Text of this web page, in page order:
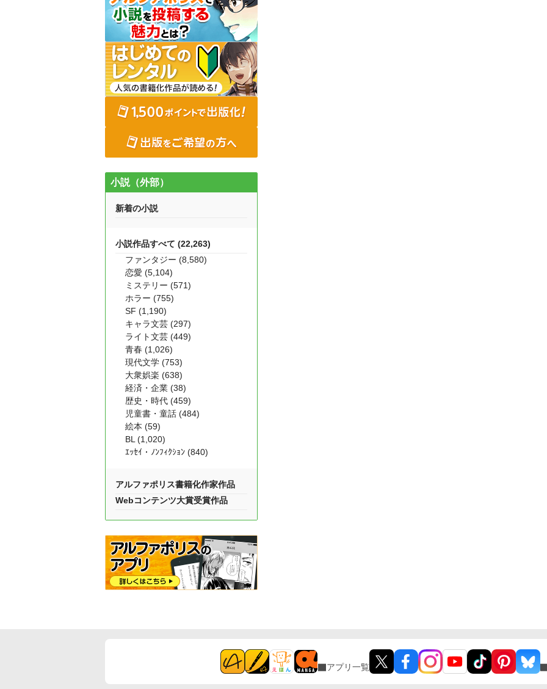
小説（外部）
新着の小説
小説作品すべて (22,263)
ファンタジー (8,580)
恋愛 (5,104)
ミステリー (571)
ホラー (755)
SF (1,190)
キャラ文芸 (297)
ライト文芸 (449)
青春 (1,026)
現代文学 (753)
大衆娯楽 (638)
経済・企業 (38)
歴史・時代 (459)
児童書・童話 (484)
絵本 (59)
BL (1,020)
ｴｯｾｲ・ﾉﾝﾌｨｸｼｮﾝ (840)
アルファポリス書籍化作家作品
Webコンテンツ大賞受賞作品
アプリ一覧